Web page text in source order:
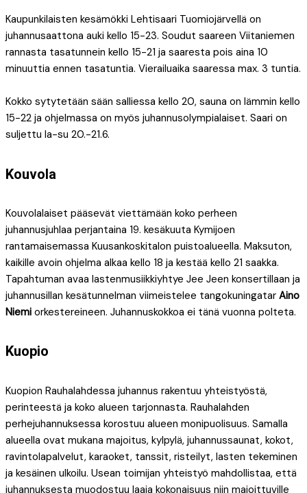
Kaupunkilaisten kesämökki Lehtisaari Tuomiojärvellä on
juhannusaattona auki kello 15-23. Soudut saareen Viitaniemen
rannasta tasatunnein kello 15-21 ja saaresta pois aina 10
minuuttia ennen tasatuntia. Vierailuaika saaressa max. 3 tuntia.
Kokko sytytetään sään salliessa kello 20, sauna on lämmin kello
15-22 ja ohjelmassa on myös juhannusolympialaiset. Saari on
suljettu la-su 20.-21.6.
Kouvola
Kouvolalaiset pääsevät viettämään koko perheen
juhannusjuhlaa perjantaina 19. kesäkuuta Kymijoen
rantamaisemassa Kuusankoskitalon puistoalueella. Maksuton,
kaikille avoin ohjelma alkaa kello 18 ja kestää kello 21 saakka.
Tapahtuman avaa lastenmusiikkiyhtye Jee Jeen konsertillaan ja
juhannusillan kesätunnelman viimeistelee tangokuningatar Aino
Niemi orkestereineen. Juhannuskokkoa ei tänä vuonna polteta.
Kuopio
Kuopion Rauhalahdessa juhannus rakentuu yhteistyöstä,
perinteestä ja koko alueen tarjonnasta. Rauhalahden
perhejuhannuksessa korostuu alueen monipuolisuus. Samalla
alueella ovat mukana majoitus, kylpylä, juhannussaunat, kokot,
ravintolapalvelut, karaoket, tanssit, risteilyt, lasten tekeminen
ja kesäinen ulkoilu. Usean toimijan yhteistyö mahdollistaa, että
juhannuksesta muodostuu laaja kokonaisuus niin majoittuville